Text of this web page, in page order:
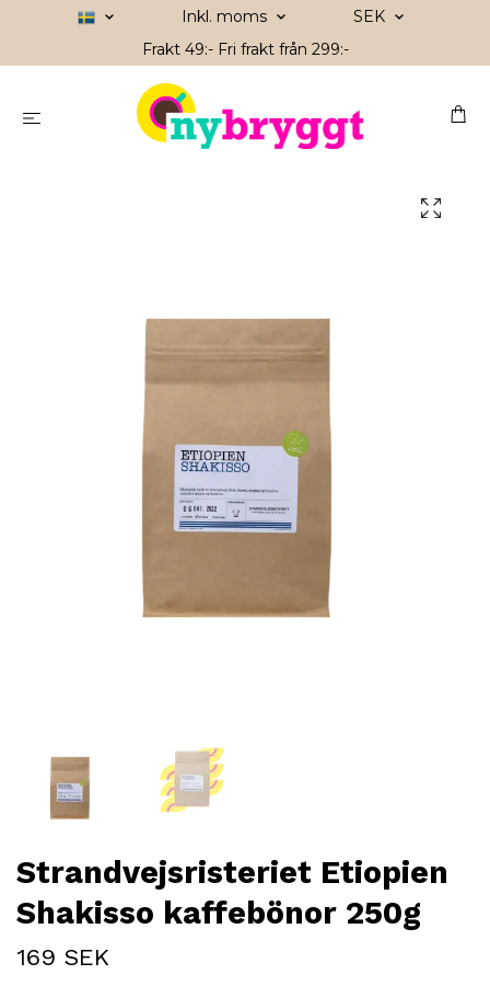
Inkl. moms
SEK
Frakt 49:- Fri frakt från 299:-
Strandvejsristeriet Etiopien
Shakisso kaffebönor 250g
169 SEK